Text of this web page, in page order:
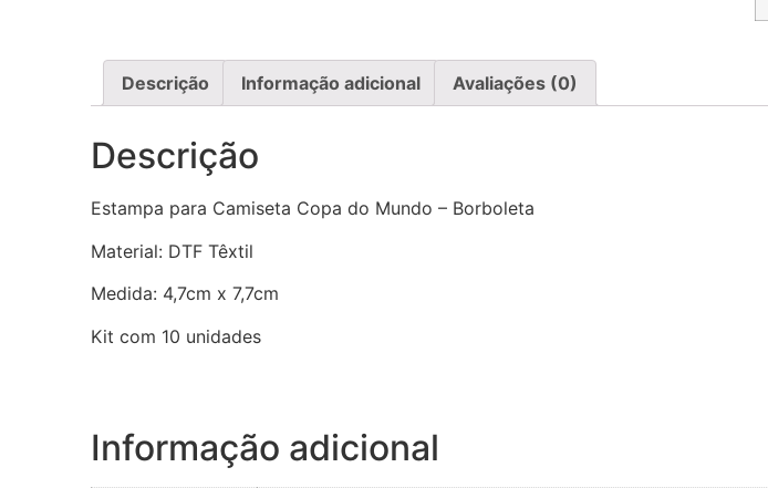
Descrição Informação adicional Avaliações (0)
Descrição
Estampa para Camiseta Copa do Mundo – Borboleta
Material: DTF Têxtil
Medida: 4,7cm x 7,7cm
Kit com 10 unidades
Informação adicional